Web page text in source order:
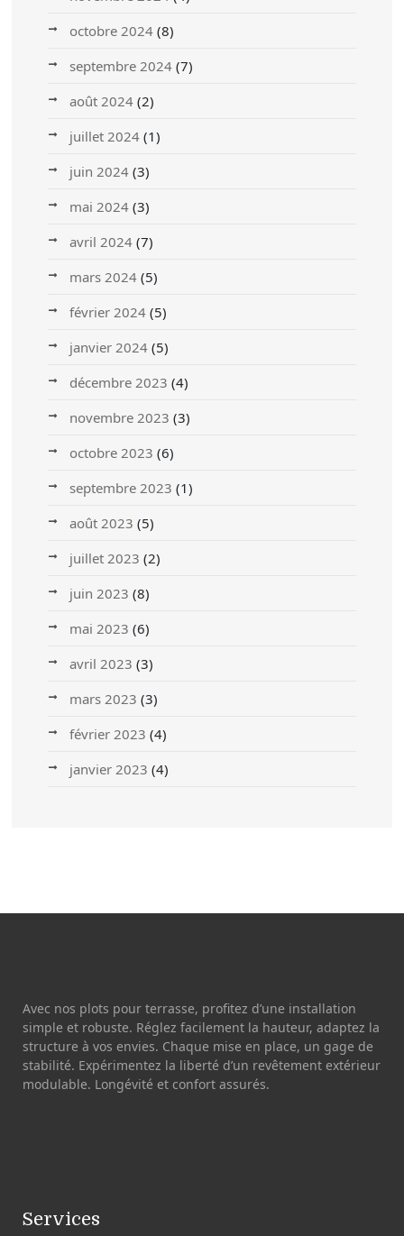
octobre 2024 (8)
septembre 2024 (7)
août 2024 (2)
juillet 2024 (1)
juin 2024 (3)
mai 2024 (3)
avril 2024 (7)
mars 2024 (5)
février 2024 (5)
janvier 2024 (5)
décembre 2023 (4)
novembre 2023 (3)
octobre 2023 (6)
septembre 2023 (1)
août 2023 (5)
juillet 2023 (2)
juin 2023 (8)
mai 2023 (6)
avril 2023 (3)
mars 2023 (3)
février 2023 (4)
janvier 2023 (4)
Avec nos plots pour terrasse, profitez d’une installation
simple et robuste. Réglez facilement la hauteur, adaptez la
structure à vos envies. Chaque mise en place, un gage de
stabilité. Expérimentez la liberté d’un revêtement extérieur
modulable. Longévité et confort assurés.
Services